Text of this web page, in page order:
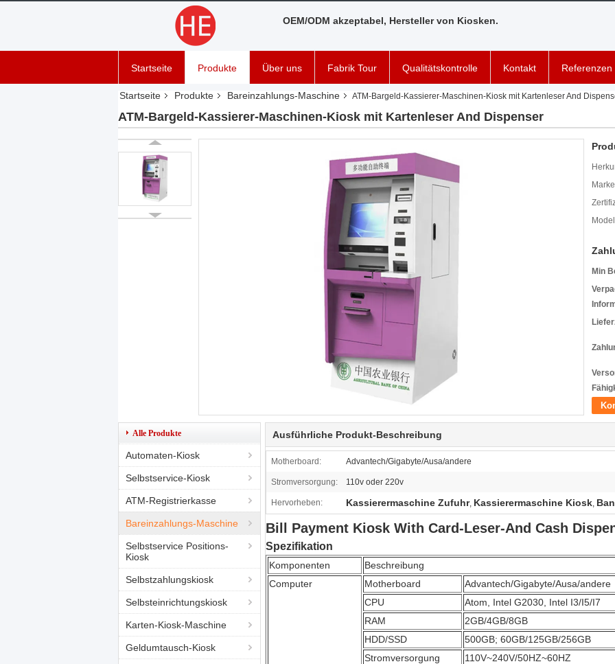
OEM/ODM akzeptabel, Hersteller von Kiosken.
Startseite Produkte Über uns Fabrik Tour Qualitätskontrolle Kontakt Referenzen
Startseite Produkte Bareinzahlungs-Maschine ATM-Bargeld-Kassierer-Maschinen-Kiosk mit Kartenleser And
ATM-Bargeld-Kassierer-Maschinen-Kiosk mit Kartenleser And Dispenser
Min
Alle Produkte
Automaten-Kiosk
Selbstservice-Kiosk
ATM-Registrierkasse
Bareinzahlungs-Maschine
Selbstservice Positions-
Kiosk
Selbstzahlungskiosk
Selbsteinrichtungskiosk
Karten-Kiosk-Maschine
Geldumtausch-Kiosk
Ausführliche Produkt-Beschreibung
Motherboard: Advantech/Gigabyte/Ausa/andere
Stromversorgung: 110v oder 220v
Hervorheben: Kassierermaschine Zufuhr, Kassierermaschine Kiosk,
Bill Payment Kiosk With Card-Leser-And Cash
Spezifikation
Komponenten
Beschreibung
Computer
Motherboard
Advantech/Gigabyte/Ausa/andere
CPU
Atom, Intel G2030, Intel I3/I5/I7
RAM
2GB/4GB/8GB
HDD/SSD
500GB; 60GB/125GB/256GB
Stromversorgung
110V~240V/50HZ~60HZ